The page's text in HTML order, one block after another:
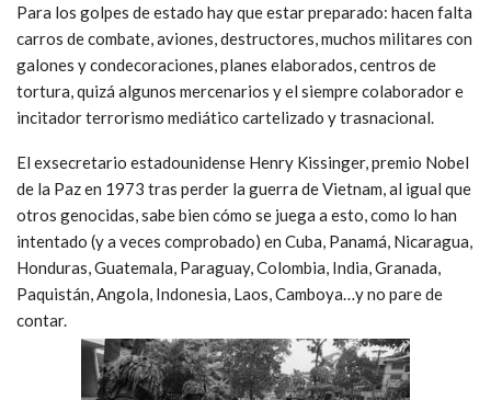
Para los golpes de estado hay que estar preparado: hacen falta
carros de combate, aviones, destructores, muchos militares con
galones y condecoraciones, planes elaborados, centros de
tortura, quizá algunos mercenarios y el siempre colaborador e
incitador terrorismo mediático cartelizado y trasnacional.
El exsecretario estadounidense Henry Kissinger, premio Nobel
de la Paz en 1973 tras perder la guerra de Vietnam, al igual que
otros genocidas, sabe bien cómo se juega a esto, como lo han
intentado (y a veces comprobado) en Cuba, Panamá, Nicaragua,
Honduras, Guatemala, Paraguay, Colombia, India, Granada,
Paquistán, Angola, Indonesia, Laos, Camboya…y no pare de
contar.